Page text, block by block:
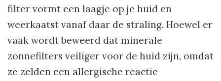
filter vormt een laagje op je huid en
weerkaatst vanaf daar de straling. Hoewel er
vaak wordt beweerd dat minerale
zonnefilters veiliger voor de huid zijn, omdat
ze zelden een allergische reactie